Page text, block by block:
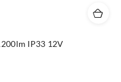
IP33 12V